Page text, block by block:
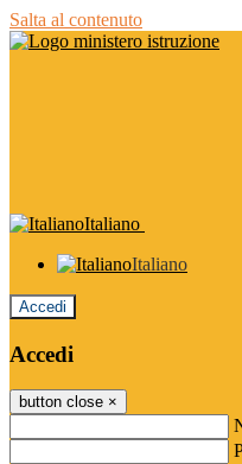
Salta al contenuto
Italiano
Italiano
Accedi
Accedi
button close ×